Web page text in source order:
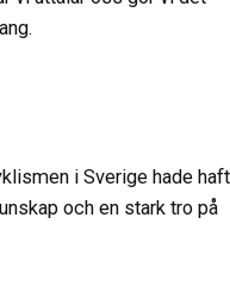
i Sverige hade haft
och en stark tro på